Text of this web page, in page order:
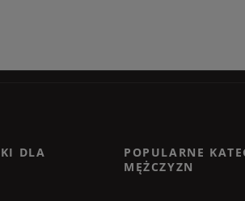
na zasadach zawartych w polityce prywatności sklepu
DLA
POPULARNE
MĘŻCZYZN